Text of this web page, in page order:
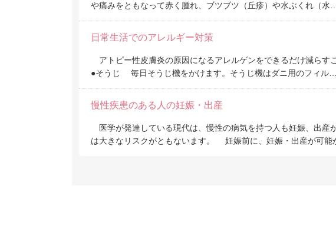
や痛みをともなって赤く腫れ、ブツブツ（丘疹）や水ぶくれ（水…
日常生活でのアレルギー対策
アトピー性皮膚炎の原因になるアレルゲンをできるだけ減らす
●そうじ 毎日そうじ機をかけます。そうじ機はダニ用のフィル…
慢性疾患のある人の妊娠・出産
医学が発達している現代は、慢性の病気を持つ人も妊娠、出産
は大きなリスクがともないます。 妊娠前に、妊娠・出産が可能